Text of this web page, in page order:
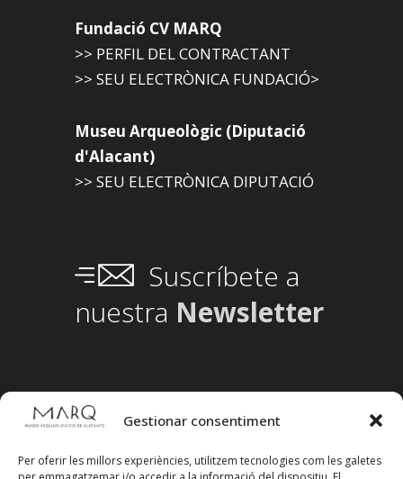
Gestionar consentiment
Per oferir les millors experiències, utilitzem tecnologies com les galetes
Fundació CV MARQ
>> PERFIL DEL CONTRACTANT
>> SEU ELECTRÒNICA FUNDACIÓ>
Museu Arqueològic (Diputació
d'Alacant)
>> SEU ELECTRÒNICA DIPUTACIÓ
Suscríbete a
nuestra Newsletter